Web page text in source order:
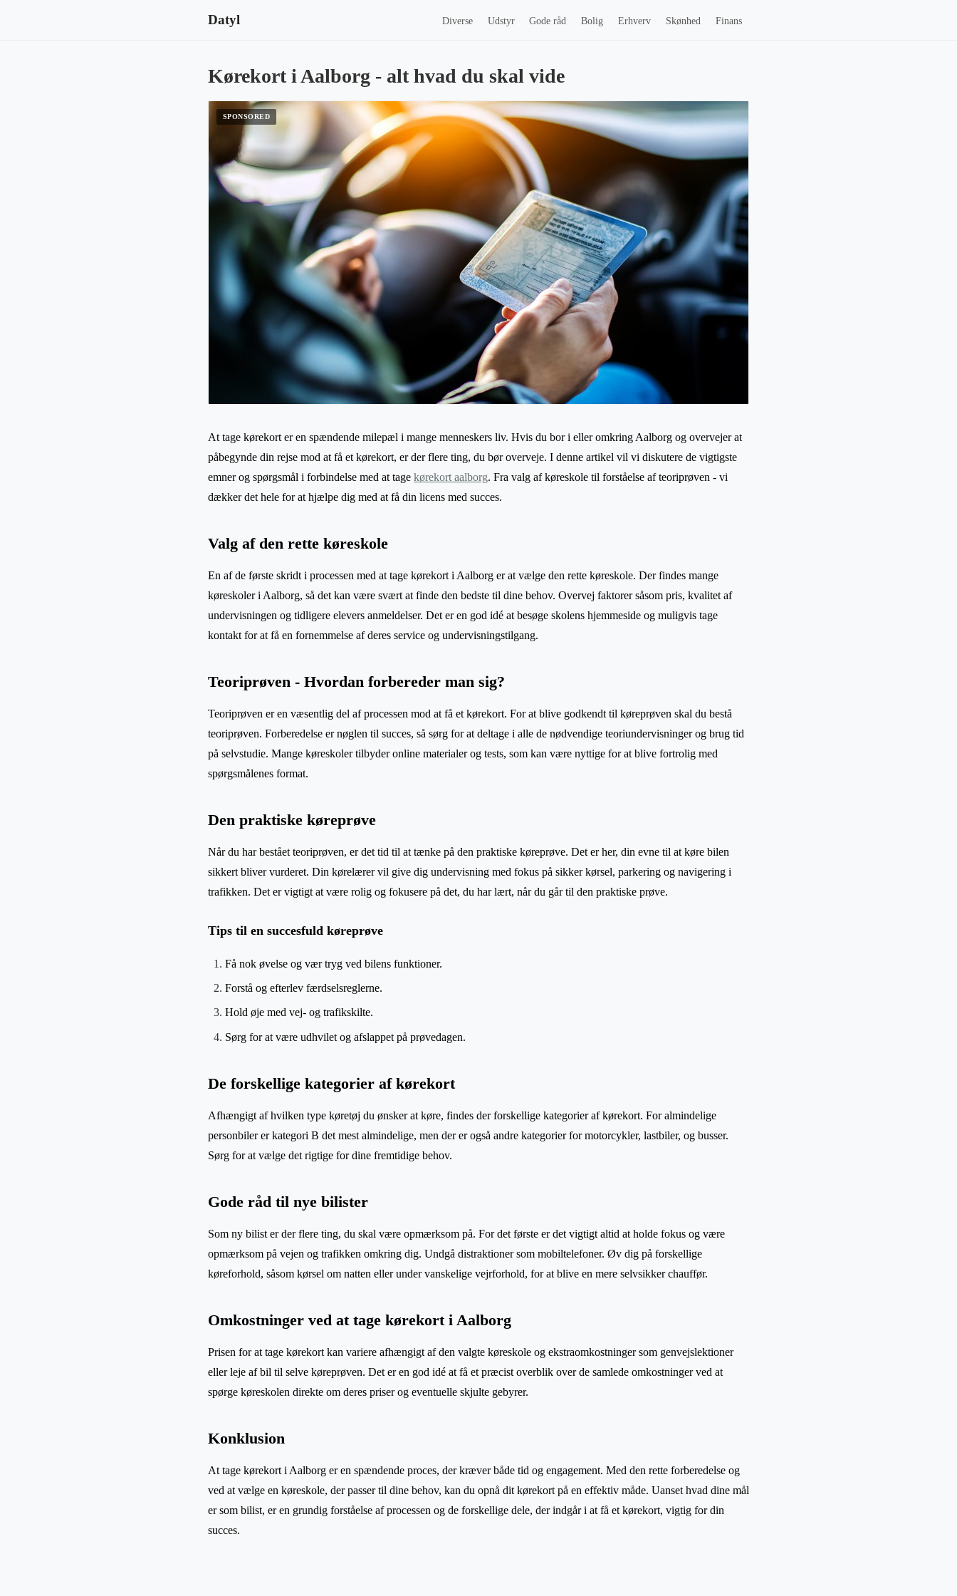
Datyl Diverse Udstyr Gode råd Bolig Erhverv Skønhed Finans
Kørekort i Aalborg - alt hvad du skal vide
At tage kørekort er en spændende milepæl i mange menneskers liv. Hvis du bor i eller omkring Aalborg og overvejer at
påbegynde din rejse mod at få et kørekort, er der flere ting, du bør overveje. I denne artikel vil vi diskutere de vigtigste
emner og spørgsmål i forbindelse med at tage kørekort aalborg. Fra valg af køreskole til forståelse af teoriprøven - vi
dækker det hele for at hjælpe dig med at få din licens med succes.
Valg af den rette køreskole
En af de første skridt i processen med at tage kørekort i Aalborg er at vælge den rette køreskole. Der findes mange
køreskoler i Aalborg, så det kan være svært at finde den bedste til dine behov. Overvej faktorer såsom pris, kvalitet af
undervisningen og tidligere elevers anmeldelser. Det er en god idé at besøge skolens hjemmeside og muligvis tage
kontakt for at få en fornemmelse af deres service og undervisningstilgang.
Teoriprøven - Hvordan forbereder man sig?
Teoriprøven er en væsentlig del af processen mod at få et kørekort. For at blive godkendt til køreprøven skal du bestå
teoriprøven. Forberedelse er nøglen til succes, så sørg for at deltage i alle de nødvendige teoriundervisninger og brug tid
på selvstudie. Mange køreskoler tilbyder online materialer og tests, som kan være nyttige for at blive fortrolig med
spørgsmålenes format.
Den praktiske køreprøve
Når du har bestået teoriprøven, er det tid til at tænke på den praktiske køreprøve. Det er her, din evne til at køre bilen
sikkert bliver vurderet. Din kørelærer vil give dig undervisning med fokus på sikker kørsel, parkering og navigering i
trafikken. Det er vigtigt at være rolig og fokusere på det, du har lært, når du går til den praktiske prøve.
Tips til en succesfuld køreprøve
Få nok øvelse og vær tryg ved bilens funktioner.
Forstå og efterlev færdselsreglerne.
Hold øje med vej- og trafikskilte.
Sørg for at være udhvilet og afslappet på prøvedagen.
De forskellige kategorier af kørekort
Afhængigt af hvilken type køretøj du ønsker at køre, findes der forskellige kategorier af kørekort. For almindelige
personbiler er kategori B det mest almindelige, men der er også andre kategorier for motorcykler, lastbiler, og busser.
Sørg for at vælge det rigtige for dine fremtidige behov.
Gode råd til nye bilister
Som ny bilist er der flere ting, du skal være opmærksom på. For det første er det vigtigt altid at holde fokus og være
opmærksom på vejen og trafikken omkring dig. Undgå distraktioner som mobiltelefoner. Øv dig på forskellige
køreforhold, såsom kørsel om natten eller under vanskelige vejrforhold, for at blive en mere selvsikker chauffør.
Omkostninger ved at tage kørekort i Aalborg
Prisen for at tage kørekort kan variere afhængigt af den valgte køreskole og ekstraomkostninger som genvejslektioner
eller leje af bil til selve køreprøven. Det er en god idé at få et præcist overblik over de samlede omkostninger ved at
spørge køreskolen direkte om deres priser og eventuelle skjulte gebyrer.
Konklusion
At tage kørekort i Aalborg er en spændende proces, der kræver både tid og engagement. Med den rette forberedelse og
ved at vælge en køreskole, der passer til dine behov, kan du opnå dit kørekort på en effektiv måde. Uanset hvad dine mål
er som bilist, er en grundig forståelse af processen og de forskellige dele, der indgår i at få et kørekort, vigtig for din
succes.